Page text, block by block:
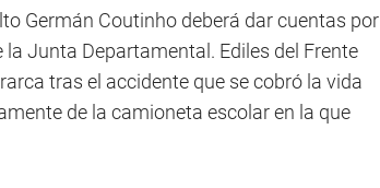
Germán Coutinho deberá dar cuentas por
Junta Departamental. Ediles del Frente
tras el accidente que se cobró la vida
de la camioneta escolar en la que